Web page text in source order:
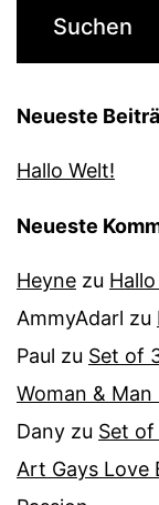
Neueste
Hallo Welt!
Neueste
Heyne zu
AmmyAdarl zu
Paul zu Set of
Woman &
Dany zu Set of
Art Gays Love